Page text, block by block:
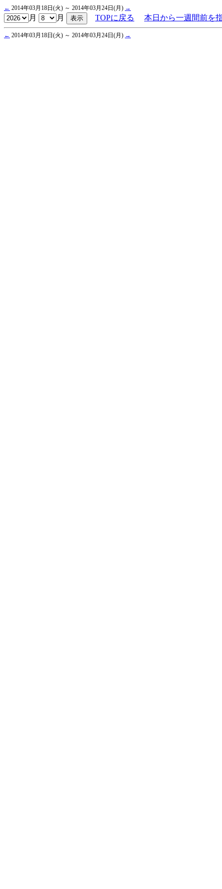
← 2014年03月18日(火) ～ 2014年03月24日(月) →
月 月 TOPに戻る 本日から一週間前を
← 2014年03月18日(火) ～ 2014年03月24日(月) →